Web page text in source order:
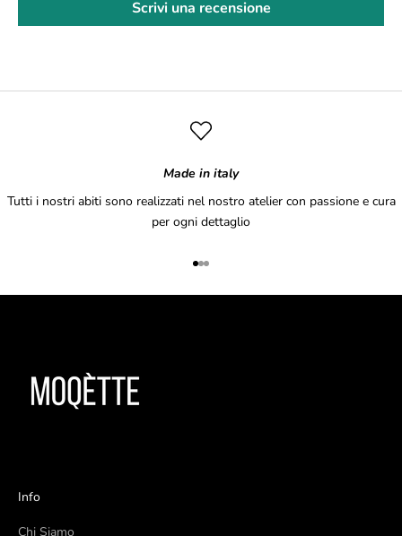
Scrivi una recensione
Made in italy
Tutti i nostri abiti sono realizzati nel nostro atelier con passione e cura
per ogni dettaglio
Vai all'articolo 1
Vai all'articolo 2
Vai all'articolo 3
Info
Chi Siamo